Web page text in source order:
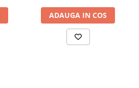
ADAUGA IN COS